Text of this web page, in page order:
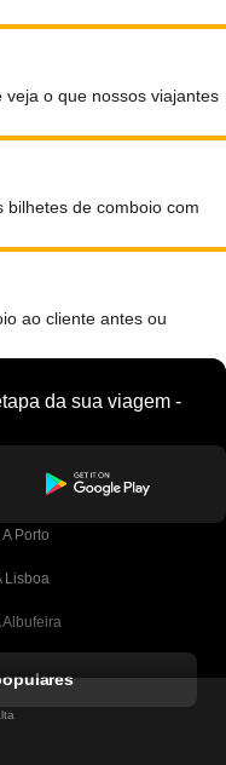
veja o que nossos viajantes
bilhetes de comboio com
ao cliente antes ou
da sua viagem -
Porto
Lisboa
Lagos